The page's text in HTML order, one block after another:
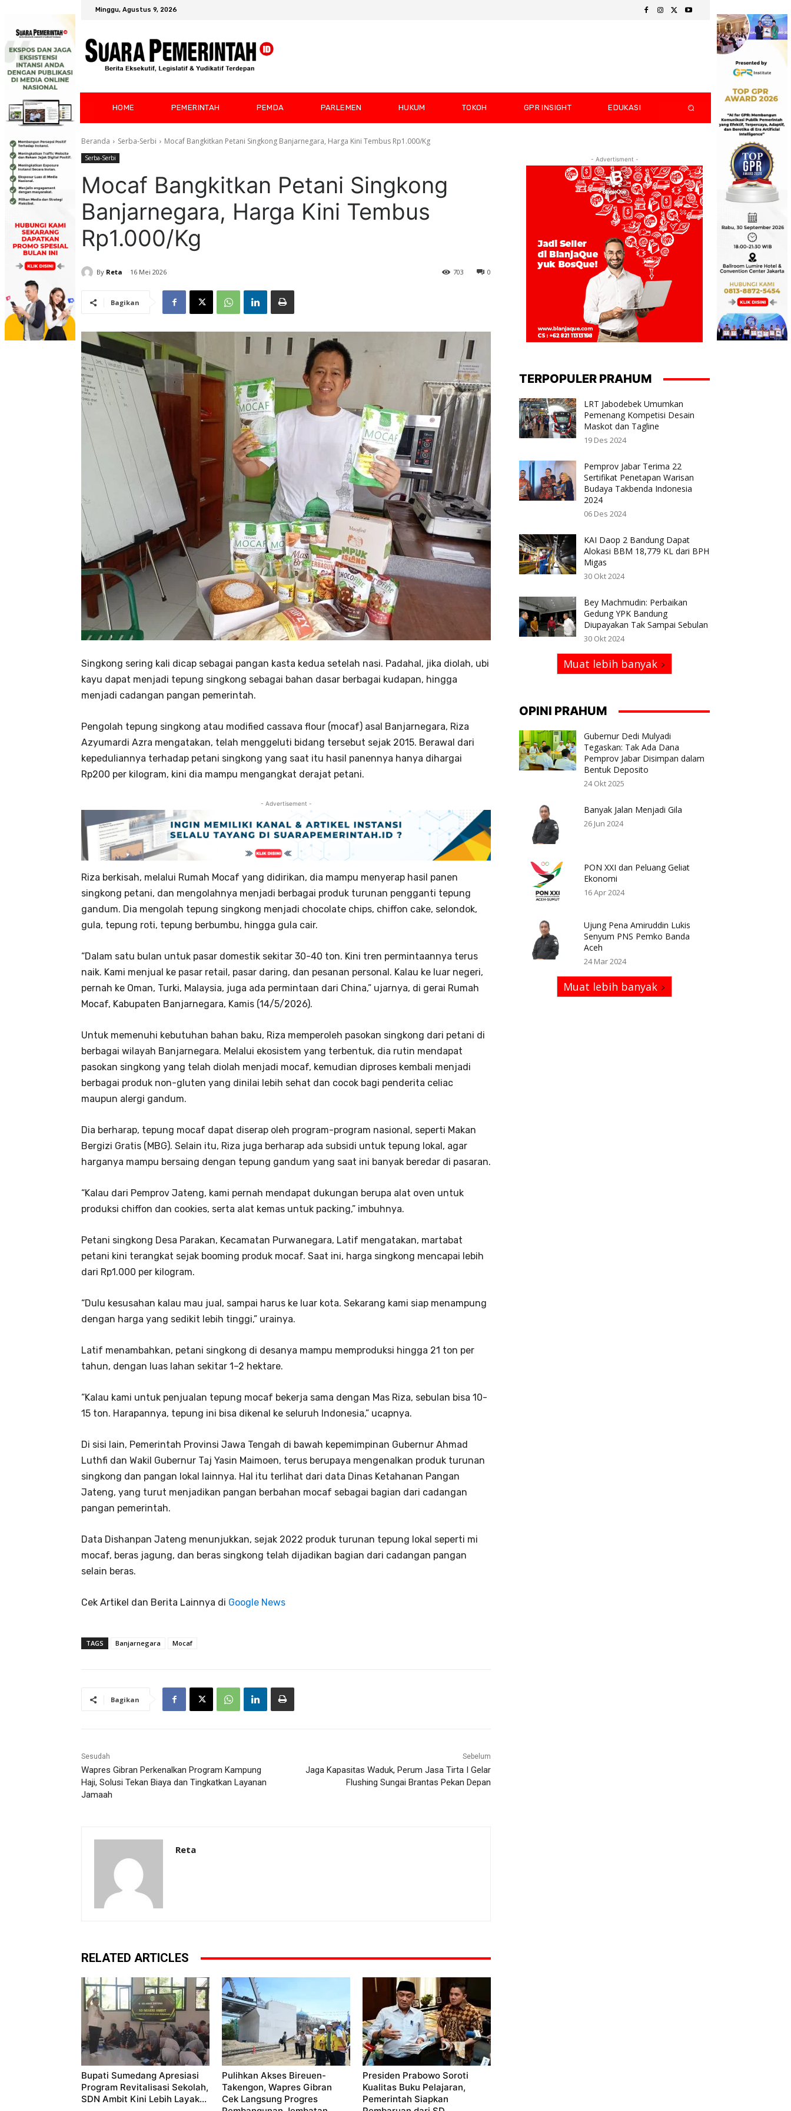
Minggu, Agustus 9, 2026
HOME PEMERINTAH PEMDA PARLEMEN HUKUM TOKOH GPR INSIGHT EDUKASI
Beranda Serba-Serbi Mocaf Bangkitkan Petani Singkong Banjarnegara, Harga Kini Tembus Rp1.000/Kg
Serba-Serbi
Mocaf Bangkitkan Petani Singkong
Banjarnegara, Harga Kini Tembus
Rp1.000/Kg
By Reta 16 Mei 2026 0
703
Bagikan
Singkong sering kali dicap sebagai pangan kasta kedua setelah nasi. Padahal, jika diolah, ubi
kayu dapat menjadi tepung singkong sebagai bahan dasar berbagai kudapan, hingga
menjadi cadangan pangan pemerintah.
Pengolah tepung singkong atau modified cassava flour (mocaf) asal Banjarnegara, Riza
Azyumardi Azra mengatakan, telah menggeluti bidang tersebut sejak 2015. Berawal dari
kepeduliannya terhadap petani singkong yang saat itu hasil panennya hanya dihargai
Rp200 per kilogram, kini dia mampu mengangkat derajat petani.
- Advertisement -
Riza berkisah, melalui Rumah Mocaf yang didirikan, dia mampu menyerap hasil panen
singkong petani, dan mengolahnya menjadi berbagai produk turunan pengganti tepung
gandum. Dia mengolah tepung singkong menjadi chocolate chips, chiffon cake, selondok,
gula, tepung roti, tepung berbumbu, hingga gula cair.
“Dalam satu bulan untuk pasar domestik sekitar 30-40 ton. Kini tren permintaannya terus
naik. Kami menjual ke pasar retail, pasar daring, dan pesanan personal. Kalau ke luar negeri,
pernah ke Oman, Turki, Malaysia, juga ada permintaan dari China,” ujarnya, di gerai Rumah
Mocaf, Kabupaten Banjarnegara, Kamis (14/5/2026).
Untuk memenuhi kebutuhan bahan baku, Riza memperoleh pasokan singkong dari petani di
berbagai wilayah Banjarnegara. Melalui ekosistem yang terbentuk, dia rutin mendapat
pasokan singkong yang telah diolah menjadi mocaf, kemudian diproses kembali menjadi
berbagai produk non-gluten yang dinilai lebih sehat dan cocok bagi penderita celiac
maupun alergi gandum.
Dia berharap, tepung mocaf dapat diserap oleh program-program nasional, seperti Makan
Bergizi Gratis (MBG). Selain itu, Riza juga berharap ada subsidi untuk tepung lokal, agar
harganya mampu bersaing dengan tepung gandum yang saat ini banyak beredar di pasaran.
“Kalau dari Pemprov Jateng, kami pernah mendapat dukungan berupa alat oven untuk
produksi chiffon dan cookies, serta alat kemas untuk packing,” imbuhnya.
Petani singkong Desa Parakan, Kecamatan Purwanegara, Latif mengatakan, martabat
petani kini terangkat sejak booming produk mocaf. Saat ini, harga singkong mencapai lebih
dari Rp1.000 per kilogram.
“Dulu kesusahan kalau mau jual, sampai harus ke luar kota. Sekarang kami siap menampung
dengan harga yang sedikit lebih tinggi,” urainya.
Latif menambahkan, petani singkong di desanya mampu memproduksi hingga 21 ton per
tahun, dengan luas lahan sekitar 1–2 hektare.
“Kalau kami untuk penjualan tepung mocaf bekerja sama dengan Mas Riza, sebulan bisa 10-
15 ton. Harapannya, tepung ini bisa dikenal ke seluruh Indonesia,” ucapnya.
Di sisi lain, Pemerintah Provinsi Jawa Tengah di bawah kepemimpinan Gubernur Ahmad
Luthfi dan Wakil Gubernur Taj Yasin Maimoen, terus berupaya mengenalkan produk turunan
singkong dan pangan lokal lainnya. Hal itu terlihat dari data Dinas Ketahanan Pangan
Jateng, yang turut menjadikan pangan berbahan mocaf sebagai bagian dari cadangan
pangan pemerintah.
Data Dishanpan Jateng menunjukkan, sejak 2022 produk turunan tepung lokal seperti mi
mocaf, beras jagung, dan beras singkong telah dijadikan bagian dari cadangan pangan
selain beras.
Cek Artikel dan Berita Lainnya di Google News
TAGS Banjarnegara Mocaf
Bagikan
Sesudah
Wapres Gibran Perkenalkan Program Kampung
Haji, Solusi Tekan Biaya dan Tingkatkan Layanan
Jamaah
Sebelum
Jaga Kapasitas Waduk, Perum Jasa Tirta I Gelar
Flushing Sungai Brantas Pekan Depan
Reta
RELATED ARTICLES
Bupati Sumedang Apresiasi
Program Revitalisasi Sekolah,
SDN Ambit Kini Lebih Layak...
Pulihkan Akses Bireuen-
Takengon, Wapres Gibran
Cek Langsung Progres
Presiden Prabowo Soroti
Kualitas Buku Pelajaran,
Pemerintah Siapkan
- Advertisment -
TERPOPULER PRAHUM
LRT Jabodebek Umumkan
Pemenang Kompetisi Desain
Maskot dan Tagline
19 Des 2024
Pemprov Jabar Terima 22
Sertifikat Penetapan Warisan
Budaya Takbenda Indonesia
2024
06 Des 2024
KAI Daop 2 Bandung Dapat
Alokasi BBM 18,779 KL dari BPH
Migas
30 Okt 2024
Bey Machmudin: Perbaikan
Gedung YPK Bandung
Diupayakan Tak Sampai Sebulan
30 Okt 2024
Muat lebih banyak
OPINI PRAHUM
Gubernur Dedi Mulyadi
Tegaskan: Tak Ada Dana
Pemprov Jabar Disimpan dalam
Bentuk Deposito
24 Okt 2025
Banyak Jalan Menjadi Gila
26 Jun 2024
PON XXI dan Peluang Geliat
Ekonomi
16 Apr 2024
Ujung Pena Amiruddin Lukis
Senyum PNS Pemko Banda
Aceh
24 Mar 2024
Muat lebih banyak